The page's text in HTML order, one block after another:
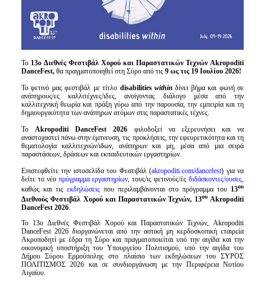
Το 13o Διεθνές Φεστιβάλ Χορού και Παραστατικών Τεχνών Akropoditi
DanceFest, θα πραγματοποιηθεί στη Σύρο από τις 9 ως τις 19 Ιουλίου 2026!
Το φετινό μας φεστιβάλ με τίτλο disabilities within δίνει βήμα και φωνή σε
ανάπηρους/ες καλλιτέχνες/ιδες, ανοίγοντας διάλογο μέσα από την
καλλιτεχνική θεωρία και πράξη γύρω από την παρουσία, την εμπειρία και τη
δημιουργικότητα των ανάπηρων ατόμων στις παραστατικές τέχνες.
Το Akropoditi DanceFest 2026 φιλοδοξεί να εξερευνήσει και να
αναστοχαστεί πάνω στην έμπνευση, τις προκλήσεις, την εφευρετικότητα και τη
θεματολογία καλλιτεχνών/ιδων, ανάπηρων και μη, μέσα από μια σειρά
παραστάσεων, δράσεων και εκπαιδευτικών εργαστηρίων.
Επιστεφθείτε την ιστοσελίδα του Φεστιβάλ (akropoditi.com/dancefest) για να
δείτε το νέο πρόγραμμα εργαστηρίων , τους/ις φετινούς/έςδιδάσκοντες/ουσες
καθώς και τις εκδηλώσειςπου περιλαμβάνονται στο πρόγραμμα του 13ου
Διεθνούς Φεστιβάλ Χορού και Παραστατικών Τεχνών, 13ουAkropoditi
DanceFest 2026.
Το 13o Διεθνές Φεστιβάλ Χορού και Παραστατικών Τεχνών, Akropoditi
DanceFest 2026 διοργανώνεται από την αστική μη κερδοσκοπική εταιρεία
Ακροποδητί με έδρα τη Σύρο και πραγματοποιείται υπό την αιγίδα και την
οικονομική υποστήριξη του Υπουργείου Πολιτισμού, υπό την αιγίδα του
Δήμου Σύρου Ερμούπολης στο πλαίσιο των εκδηλώσεων του ΣΥΡΟΣ
ΠΟΛΙΤΙΣΜΟΣ 2026 και σε συνδιοργάνωση με την Περιφέρεια Νοτίου
Αιγαίου.